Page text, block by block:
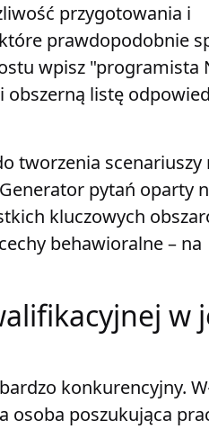
przygotowania i
prawdopodobnie
wpisz "programista
obszerną listę
tworzenia
pytań oparty
kluczowych
behawioralne – na
w
konkurencyjny.
osoba poszukująca